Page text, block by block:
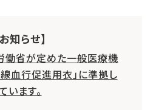
お知らせ】
働省が定めた一般医療機
血行促進用衣」に準拠し
います。